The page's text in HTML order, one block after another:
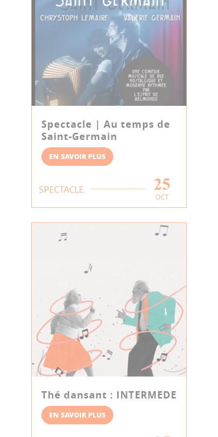
Spectacle | Au temps de
Saint-Germain
EN SAVOIR PLUS
SPECTACLE 25
OCT
Thé dansant : INTERMEDE
EN SAVOIR PLUS